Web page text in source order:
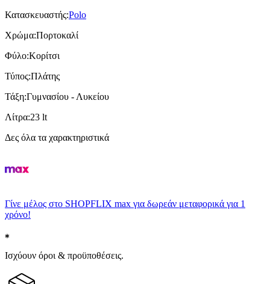
Κατασκευαστής:Polo
Χρώμα:Πορτοκαλί
Φύλο:Κορίτσι
Τύπος:Πλάτης
Τάξη:Γυμνασίου - Λυκείου
Λίτρα:23 lt
Δες όλα τα χαρακτηριστικά
Γίνε μέλος στο SHOPFLIX max για δωρεάν μεταφορικά για 1
χρόνο!
Ισχύουν όροι & προϋποθέσεις.